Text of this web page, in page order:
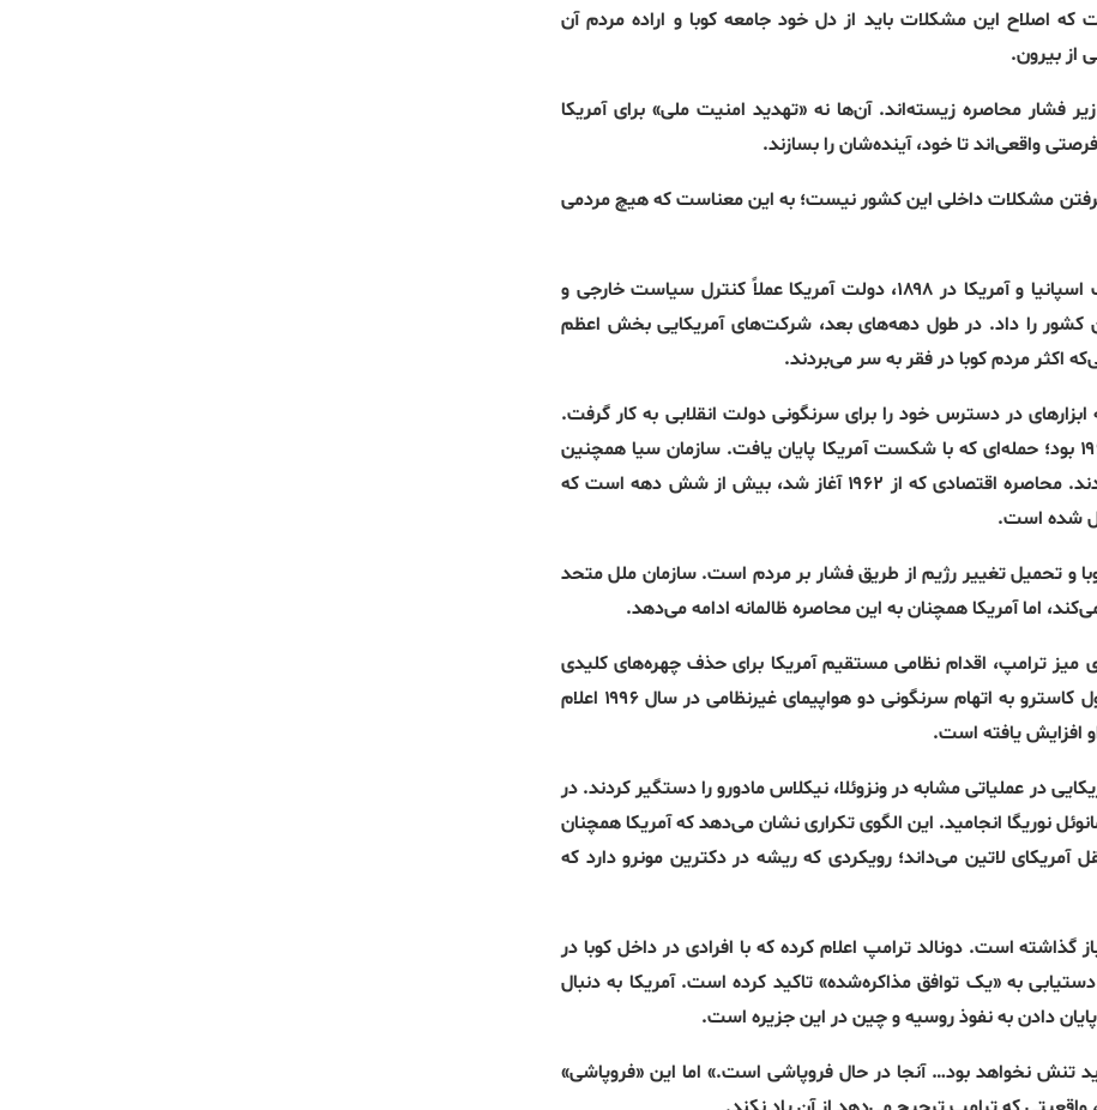
اصلاح این مشکلات باید از دل خود جامعه کوبا و اراده مردم آن
از بیرون.
محاصره زیسته‌اند. آن‌ها نه «تهدید امنیت ملی» برای آمریکا
واقعی‌اند تا خود، آینده‌شان را بسازند.
مشکلات داخلی این کشور نیست؛ به این معناست که هیچ مردمی
دخالت آمریکا در کوبا از پایان قرن نوزدهم آغاز شد. پس از جنگ اسپانیا و آمریکا در ۱۸۹۸، دولت آمریکا عملاً کنترل سیاست خارجی و
کشور را داد. در طول دهه‌های بعد، شرکت‌های آمریکایی بخش اعظم
اکثر مردم کوبا در فقر به سر می‌بردند.
همه ابزارهای در دسترس خود را برای سرنگونی دولت انقلابی به کار گرفت.
شرم‌آورترین نمونه این تلاش‌ها، عملیات خلیج خوک‌ها در سال ۱۹۶۱ بود؛ حمله‌ای که با شکست آمریکا پایان یافت. سازمان سیا همچنین
ده‌ها طرح برای ترور فیدل کاسترو طراحی کرد که همگی ناکام ماندند. محاصره اقتصادی که از ۱۹۶۲ آغاز شد، بیش از شش دهه است که
شده است.
و تحمیل تغییر رژیم از طریق فشار بر مردم است. سازمان ملل متحد
اما آمریکا همچنان به این محاصره ظالمانه ادامه می‌دهد.
میز ترامپ، اقدام نظامی مستقیم آمریکا برای حذف چهره‌های کلیدی
حکومت کوبا است. پس از آنکه وزارت دادگستری آمریکا علیه رائول کاسترو به اتهام سرنگونی دو هواپیمای غیرنظامی در سال ۱۹۹۶ اعلام
افزایش یافته است.
در عملیاتی مشابه در ونزوئلا، نیکلاس مادورو را دستگیر کردند. در
مانوئل نوریگا انجامید. این الگوی تکراری نشان می‌دهد که آمریکا همچنان
لاتین می‌داند؛ رویکردی که ریشه در دکترین مونرو دارد که
گذاشته است. دونالد ترامپ اعلام کرده که با افرادی در داخل کوبا در
به «یک توافق مذاکره‌شده» تاکید کرده است. آمریکا به دنبال
دادن به نفوذ روسیه و چین در این جزیره است.
تنش نخواهد بود… آنجا در حال فروپاشی است.» اما این «فروپاشی»